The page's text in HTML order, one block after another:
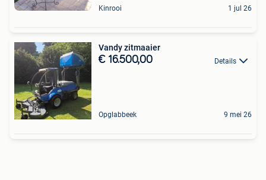
Kinrooi 1 jul 26
Vandy zitmaaier
€ 16.500,00 Details
Opglabbeek 9 mei 26